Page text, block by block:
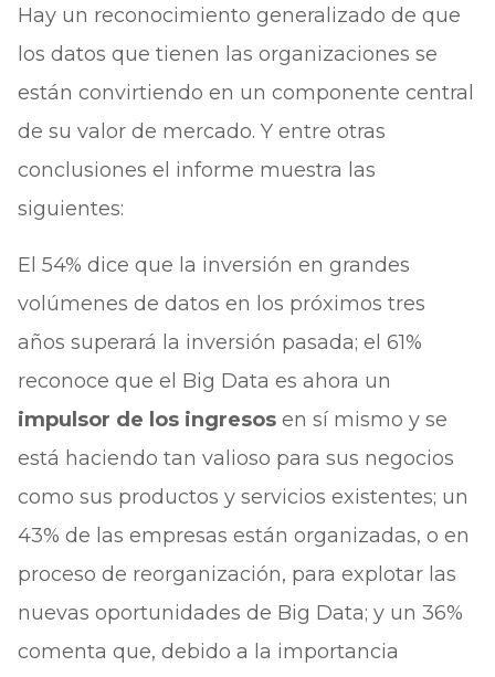
Hay un reconocimiento generalizado de que
los datos que tienen las organizaciones se
están convirtiendo en un componente central
de su valor de mercado. Y entre otras
conclusiones el informe muestra las
siguientes:
El 54% dice que la inversión en grandes
volúmenes de datos en los próximos tres
años superará la inversión pasada; el 61%
reconoce que el Big Data es ahora un
impulsor de los ingresos en sí mismo y se
está haciendo tan valioso para sus negocios
como sus productos y servicios existentes; un
43% de las empresas están organizadas, o en
proceso de reorganización, para explotar las
nuevas oportunidades de Big Data; y un 36%
comenta que, debido a la importancia